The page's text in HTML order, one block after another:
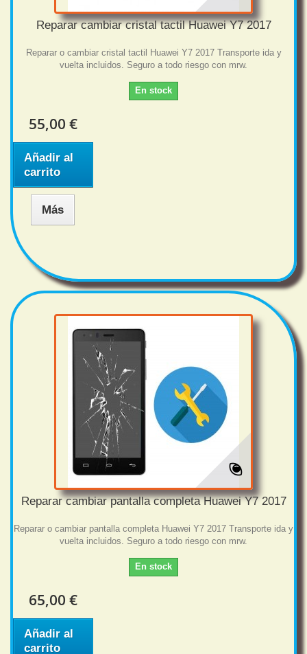
Reparar cambiar cristal tactil Huawei Y7 2017
Reparar o cambiar cristal tactil Huawei Y7 2017 Transporte ida y
vuelta incluidos. Seguro a todo riesgo con mrw.
En stock
55,00 €
Añadir al
carrito
Más
Reparar cambiar pantalla completa Huawei Y7 2017
Reparar o cambiar pantalla completa Huawei Y7 2017 Transporte ida y
vuelta incluidos. Seguro a todo riesgo con mrw.
En stock
65,00 €
Añadir al
carrito